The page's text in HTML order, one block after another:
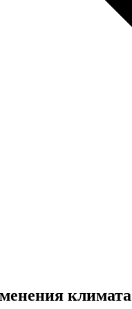
климата